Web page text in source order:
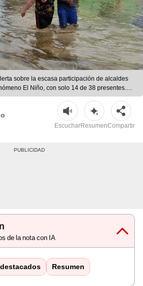
sobre la escasa participación de alcaldes
El Niño, con solo 14 de 38 presentes.
de emergencias. | Difusión
EscucharResumenCompartir
de la nota con IA
Resumen